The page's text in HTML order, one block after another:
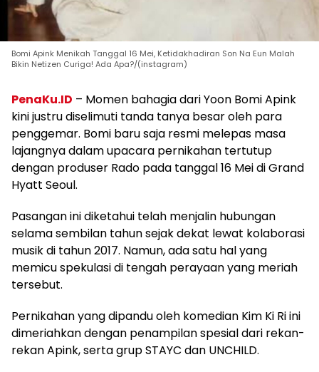
Bomi Apink Menikah Tanggal 16 Mei, Ketidakhadiran Son Na Eun Malah
Bikin Netizen Curiga! Ada Apa?/(instagram)
PenaKu.ID – Momen bahagia dari Yoon Bomi Apink
kini justru diselimuti tanda tanya besar oleh para
penggemar. Bomi baru saja resmi melepas masa
lajangnya dalam upacara pernikahan tertutup
dengan produser Rado pada tanggal 16 Mei di Grand
Hyatt Seoul.
Pasangan ini diketahui telah menjalin hubungan
selama sembilan tahun sejak dekat lewat kolaborasi
musik di tahun 2017. Namun, ada satu hal yang
memicu spekulasi di tengah perayaan yang meriah
tersebut.
Pernikahan yang dipandu oleh komedian Kim Ki Ri ini
dimeriahkan dengan penampilan spesial dari rekan-
rekan Apink, serta grup STAYC dan UNCHILD.